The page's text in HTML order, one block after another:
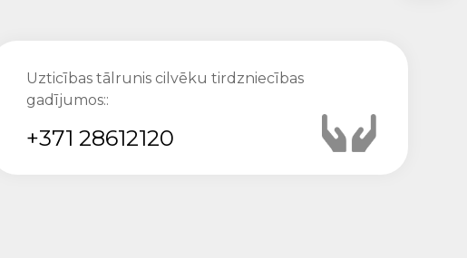
Uzticības tālrunis cilvēku tirdzniecības
gadījumos::
+371 28612120